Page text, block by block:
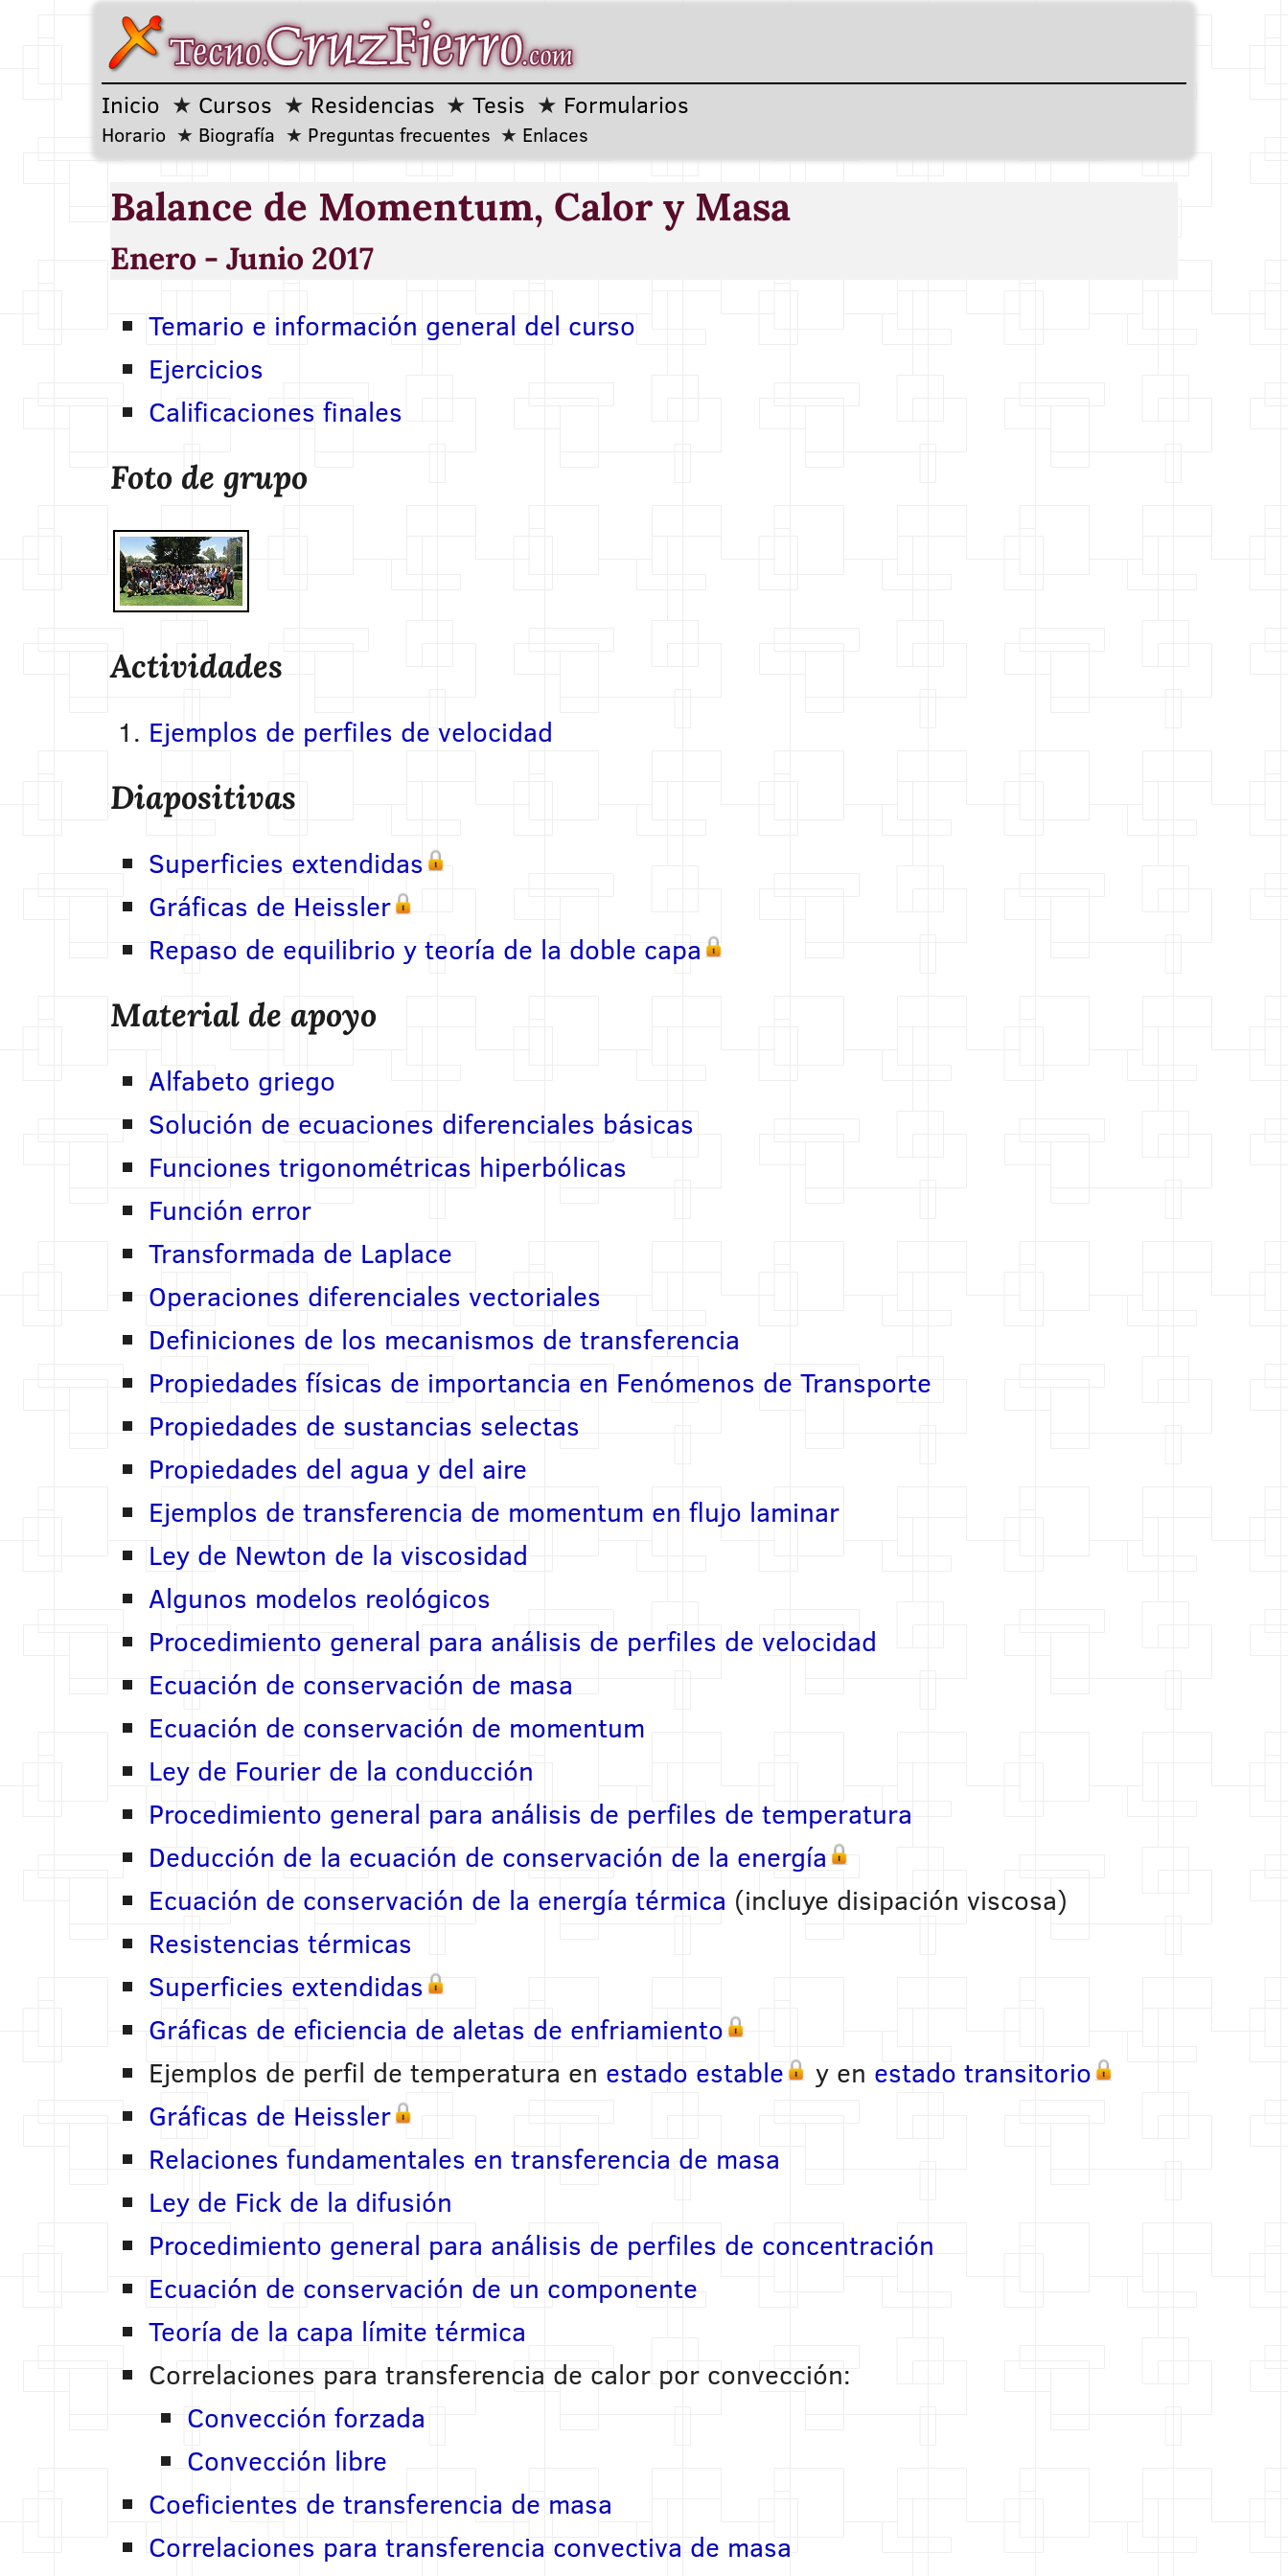
Inicio Cursos Residencias Tesis Formularios
Horario Biografía Preguntas frecuentes Enlaces
Balance de Momentum, Calor y Masa
Enero - Junio 2017
Temario e información general del curso
Ejercicios
Calificaciones finales
Foto de grupo
Actividades
Ejemplos de perfiles de velocidad
Diapositivas
Superficies extendidas
Gráficas de Heissler
Repaso de equilibrio y teoría de la doble capa
Material de apoyo
Alfabeto griego
Solución de ecuaciones diferenciales básicas
Funciones trigonométricas hiperbólicas
Función error
Transformada de Laplace
Operaciones diferenciales vectoriales
Definiciones de los mecanismos de transferencia
Propiedades físicas de importancia en Fenómenos de Transporte
Propiedades de sustancias selectas
Propiedades del agua y del aire
Ejemplos de transferencia de momentum en flujo laminar
Ley de Newton de la viscosidad
Algunos modelos reológicos
Procedimiento general para análisis de perfiles de velocidad
Ecuación de conservación de masa
Ecuación de conservación de momentum
Ley de Fourier de la conducción
Procedimiento general para análisis de perfiles de temperatura
Deducción de la ecuación de conservación de la energía
Ecuación de conservación de la energía térmica (incluye disipación viscosa)
Resistencias térmicas
Superficies extendidas
Gráficas de eficiencia de aletas de enfriamiento
Ejemplos de perfil de temperatura en estado estable y en estado transitorio
Gráficas de Heissler
Relaciones fundamentales en transferencia de masa
Ley de Fick de la difusión
Procedimiento general para análisis de perfiles de concentración
Ecuación de conservación de un componente
Teoría de la capa límite térmica
Correlaciones para transferencia de calor por convección:
Convección forzada
Convección libre
Coeficientes de transferencia de masa
Correlaciones para transferencia convectiva de masa